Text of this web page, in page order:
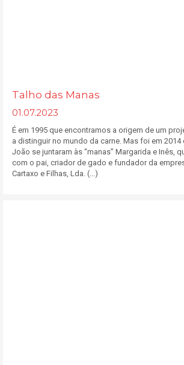
Talho das Manas
01.07.2023
É em 1995 que encontramos a origem de um
a distinguir no mundo da carne. Mas foi em 2014
João se juntaram às “manas” Margarida e Inês,
com o pai, criador de gado e fundador da
Cartaxo e Filhas, Lda. (...)